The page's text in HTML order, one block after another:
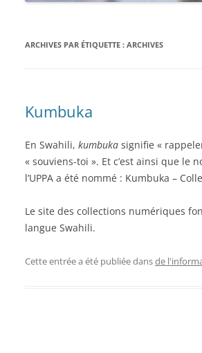
ARCHIVES PAR ÉTIQUETTE : ARCHIVES
Kumbuka
En Swahili, kumbuka signifie «
« souviens-toi ». Et c’est ainsi que
l’UPPA a été nommé : Kumbuka –
Le site des collections numériques
langue Swahili.
Cette entrée a été publiée dansde